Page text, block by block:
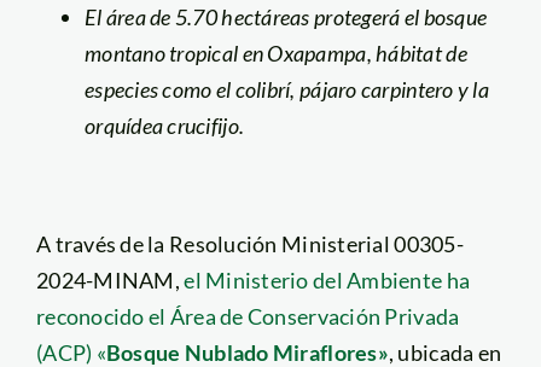
El área de 5.70 hectáreas protegerá el bosque
montano tropical en Oxapampa, hábitat de
especies como el colibrí, pájaro carpintero y la
orquídea crucifijo.
A través de la Resolución Ministerial 00305-
2024-MINAM,el Ministerio del Ambiente ha
reconocido el Área de Conservación Privada
(ACP) «Bosque Nublado Miraflores», ubicada en